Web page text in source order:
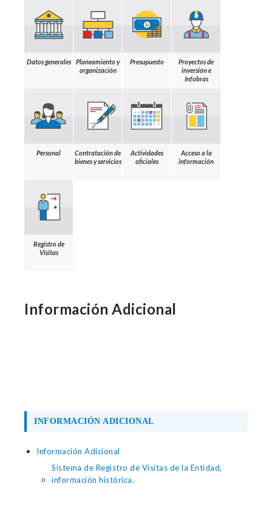
Datos generales
Planeamiento y
organización
Presupuesto
Proyectos de
inversión e
Infobras
Personal
Contratación de
bienes y servicios
Actividades
oficiales
Acceso a la
información
Registro de
Visitas
Información Adicional
INFORMACIÓN ADICIONAL
Información Adicional
Sistema de Registro de Visitas de la Entidad,
información histórica.